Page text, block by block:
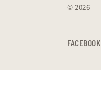
© 2026
FACEBOOK